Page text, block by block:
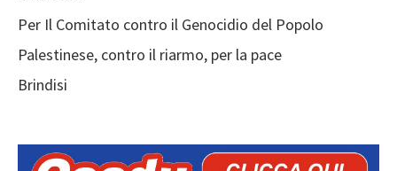
Per Il Comitato contro il Genocidio del Popolo
Palestinese, contro il riarmo, per la pace
Brindisi